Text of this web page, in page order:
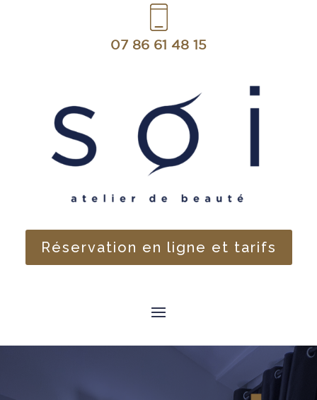
07 86 61 48 15
Réservation en ligne et tarifs